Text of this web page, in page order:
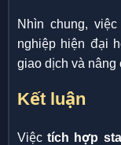
Nhìn chung,
nghiệp hiện đại
giao dịch và nâng
Kết luận
Việctích hợp